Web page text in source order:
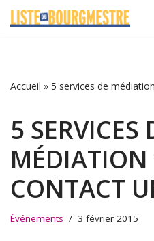
Accueil » 5 services de
5 SERVICES
MÉDIATION
CONTACT
Événements 3 février 2015